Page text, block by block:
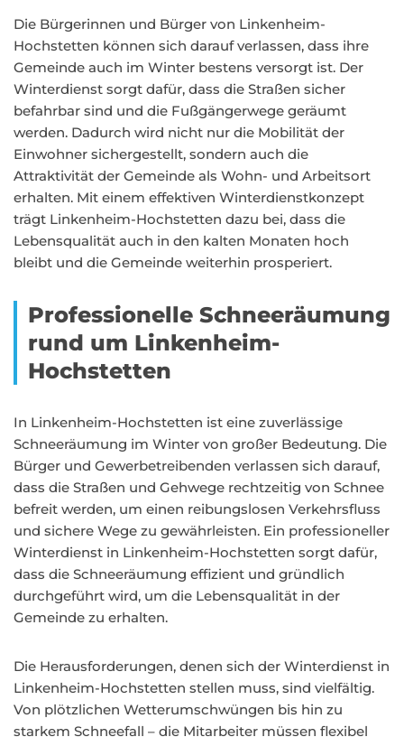
Die Bürgerinnen und Bürger von Linkenheim-
Hochstetten können sich darauf verlassen, dass ihre
Gemeinde auch im Winter bestens versorgt ist. Der
Winterdienst sorgt dafür, dass die Straßen sicher
befahrbar sind und die Fußgängerwege geräumt
werden. Dadurch wird nicht nur die Mobilität der
Einwohner sichergestellt, sondern auch die
Attraktivität der Gemeinde als Wohn- und Arbeitsort
erhalten. Mit einem effektiven Winterdienstkonzept
trägt Linkenheim-Hochstetten dazu bei, dass die
Lebensqualität auch in den kalten Monaten hoch
bleibt und die Gemeinde weiterhin prosperiert.
Professionelle Schneeräumung
rund um Linkenheim-
Hochstetten
In Linkenheim-Hochstetten ist eine zuverlässige
Schneeräumung im Winter von großer Bedeutung. Die
Bürger und Gewerbetreibenden verlassen sich darauf,
dass die Straßen und Gehwege rechtzeitig von Schnee
befreit werden, um einen reibungslosen Verkehrsfluss
und sichere Wege zu gewährleisten. Ein professioneller
Winterdienst in Linkenheim-Hochstetten sorgt dafür,
dass die Schneeräumung effizient und gründlich
durchgeführt wird, um die Lebensqualität in der
Gemeinde zu erhalten.
Die Herausforderungen, denen sich der Winterdienst in
Linkenheim-Hochstetten stellen muss, sind vielfältig.
Von plötzlichen Wetterumschwüngen bis hin zu
starkem Schneefall – die Mitarbeiter müssen flexibel